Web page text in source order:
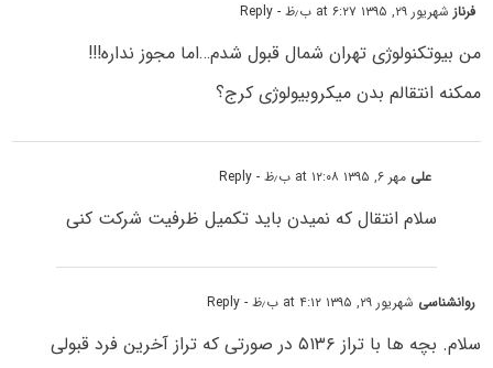
فرنازشهریور ۲۹, ۱۳۹۵ at ۶:۲۷ ب٫ظ - Reply
من بیوتکنولوژی تهران شمال قبول شدم…اما مجوز نداره!!!
ممکنه انتقالم بدن میکروبیولوژی کرج؟
علی مهر ۶, ۱۳۹۵ at ۱۲:۰۸ ب٫ظ - Reply
سلام انتقال که نمیدن باید تکمیل ظرفیت شرکت کنی
روانشناسی شهریور ۲۹, ۱۳۹۵ at ۴:۱۲ ب٫ظ - Reply
سلام. بچه ها با تراز ۵۱۳۶ در صورتی که تراز آخرین فرد قبولی